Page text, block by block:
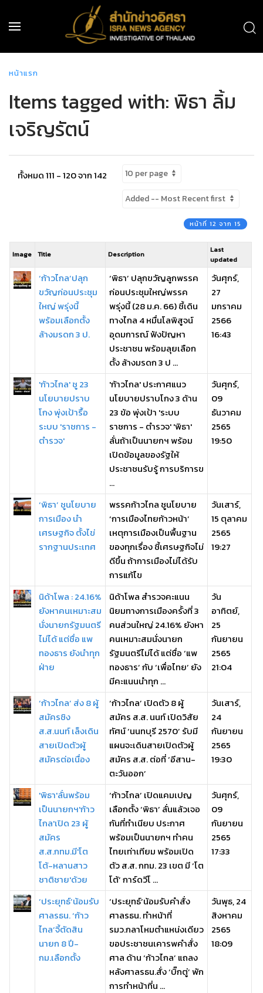
หน้าแรก
Items tagged with: พิธา ลิ้ม
เจริญรัตน์
ทั้งหมด 111 - 120 จาก 142
หน้าที่ 12 จาก 15
Image Title Description
Last
updated
‘ก้าวไกล’ปลุก
ขวัญก่อนประชุม
ใหญ่ พรุ่งนี้
พร้อมเลือกตั้ง
ล้างมรดก 3 ป.
‘พิธา’ ปลุกขวัญลูกพรรค
ก่อนประชุมใหญ่พรรค
พรุ่งนี้ (28 ม.ค. 66) ชี้เดิน
ทางไกล 4 หมื่นโลพิสูจน์
อุดมการณ์ ฟังปัญหา
ประชาชน พร้อมลุยเลือก
ตั้ง ล้างมรดก 3 ป ...
วันศุกร์,
27
มกราคม
2566
16:43
'ก้าวไกล' ชู 23
นโยบายปราบ
โกง พุ่งเป้ารื้อ
ระบบ 'ราชการ -
ตำรวจ'
'ก้าวไกล' ประกาศแนว
นโยบายปราบโกง 3 ด้าน
23 ข้อ พุ่งเป้า 'ระบบ
ราชการ - ตำรวจ' 'พิธา'
ลั่นถ้าเป็นนายกฯ พร้อม
เปิดข้อมูลของรัฐให้
ประชาชนรับรู้ การบริการข
...
วันศุกร์,
09
ธันวาคม
2565
19:50
‘พิธา’ ชูนโยบาย
การเมือง นำ
เศรษฐกิจ ตั้งไข่
รากฐานประเทศ
พรรคก้าวไกล ชูนโยบาย
‘การเมืองไทยก้าวหน้า’
เหตุการเมืองเป็นพื้นฐาน
ของทุกเรื่อง ชี้เศรษฐกิจไม่
ดีขึ้น ถ้าการเมืองไม่ได้รับ
การแก้ไข
วันเสาร์,
15 ตุลาคม
2565
19:27
นิด้าโพล : 24.16%
ยังหาคนเหมาะสม
นั่งนายกรัฐมนตรี
ไม่ได้ แต่ชื่อ แพ
ทองธาร ยังนำทุก
ฝ่าย
นิด้าโพล สำรวจคะแนน
นิยมทางการเมืองครั้งที่ 3
คนส่วนใหญ่ 24.16% ยังหา
คนเหมาะสมนั่งนายก
รัฐมนตรีไม่ได้ แต่ชื่อ ‘แพ
ทองธาร’ กับ ‘เพื่อไทย’ ยัง
มีคะแนนนำทุก ...
วัน
อาทิตย์,
25
กันยายน
2565
21:04
‘ก้าวไกล’ ส่ง 8 ผู้
สมัครชิง
ส.ส.นนท์ เล็งเดิน
สายเปิดตัวผู้
สมัครต่อเนื่อง
‘ก้าวไกล’ เปิดตัว 8 ผู้
สมัคร ส.ส. นนท์ เปิดวิสัย
ทัศน์ ‘นนทบุรี 2570’ รับมี
แผนจะเดินสายเปิดตัวผู้
สมัคร ส.ส. ต่อที่ ‘อีสาน-
ตะวันออก’
วันเสาร์,
24
กันยายน
2565
19:30
'พิธา'ลั่นพร้อม
เป็นนายกฯ'ก้าว
ไกล'เปิด 23 ผู้
สมัคร
ส.ส.กทม.มี'โต
โต้-หลานสาว
ชาติชาย'ด้วย
‘ก้าวไกล’ เปิดแคมเปญ
เลือกตั้ง ‘พิธา’ ลั่นแล้วเจอ
กันที่ทำเนียบ ประกาศ
พร้อมเป็นนายกฯ ทำคน
ไทยเท่าเทียม พร้อมเปิด
ตัว ส.ส. กทม. 23 เขต มี ‘โต
โต้’ การ์ดวีโ ...
วันศุกร์,
09
กันยายน
2565
17:33
‘ประยุทธ์’น้อมรับ
ศาลรธน. ‘ก้าว
ไกล’จี้ตัดสิน
นายก 8 ปี-
กม.เลือกตั้ง
‘ประยุทธ์’น้อมรับคำสั่ง
ศาลรธน. ทำหน้าที่
รมว.กลาโหมตำแหน่งเดียว
ขอประชาชนเคารพคำสั่ง
ศาล ด้าน ‘ก้าวไกล’ แถลง
หลังศาลรธน.สั่ง ‘บิ๊กตู่’ พัก
การทำหน้าที่น ...
วันพุธ, 24
สิงหาคม
2565
18:09